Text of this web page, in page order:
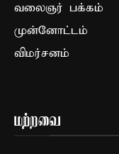
வலைஞர் பக்கம்
முன்னோட்டம்
விமர்சனம்
மற்றவை